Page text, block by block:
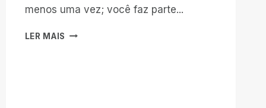
menos uma vez; você faz parte...
LER MAIS NOVAS